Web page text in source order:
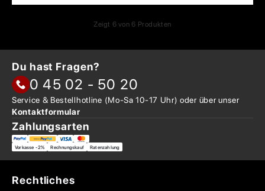
Zeigt 6 von 6 Produkten
Du hast Fragen?
0 45 02 - 50 20
Service & Bestellhotline (Mo-Sa 10-17 Uhr) oder überunser
Kontaktformular
Zahlungsarten
Vorkasse -2% Rechnungskauf Ratenzahlung
Rechtliches